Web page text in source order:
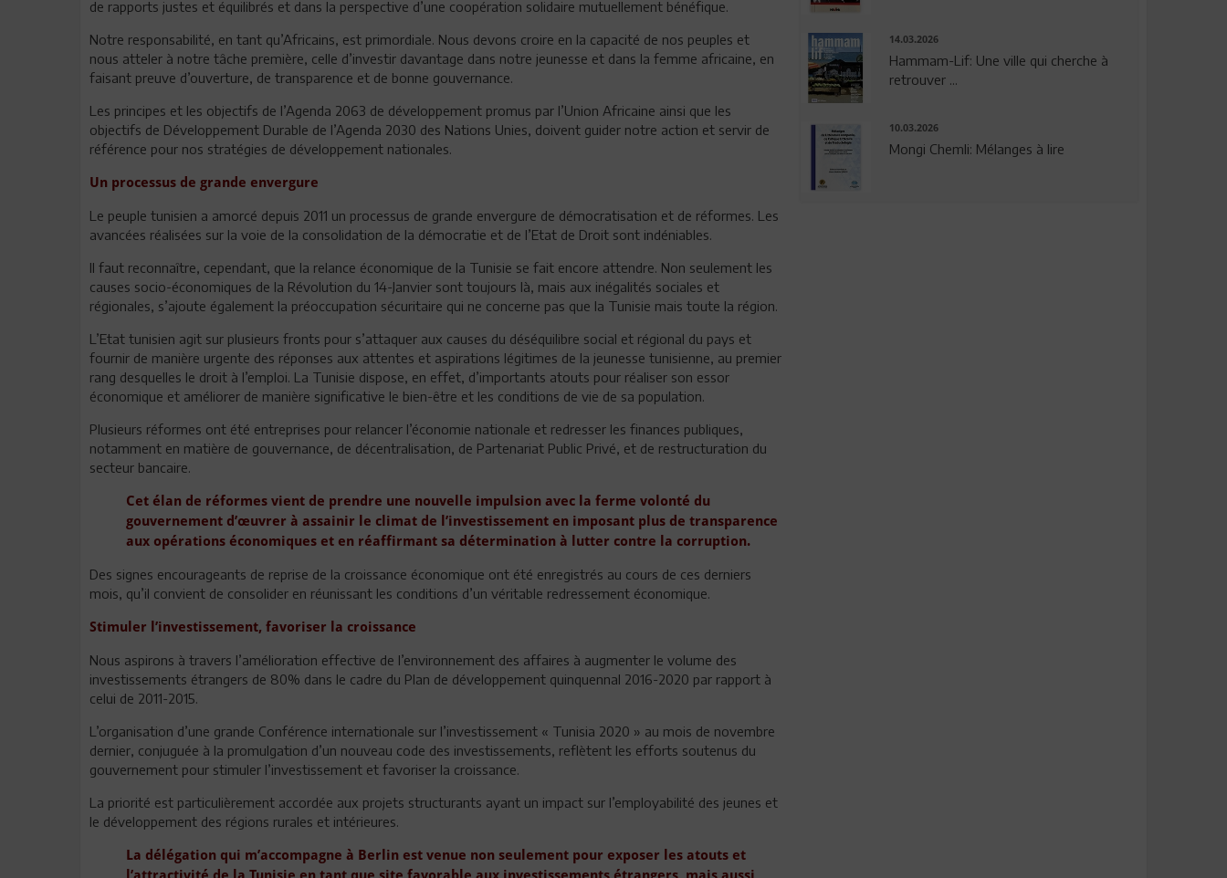
de rapports justes et équilibrés et dans la perspective d’une coopération solidaire mutuellement bénéfique.
Notre responsabilité, en tant qu’Africains, est primordiale. Nous devons croire en la capacité de nos peuples et
nous atteler à notre tâche première, celle d’investir davantage dans notre jeunesse et dans la femme africaine, en
faisant preuve d’ouverture, de transparence et de bonne gouvernance.
Les principes et les objectifs de l’Agenda 2063 de développement promus par l’Union Africaine ainsi que les
objectifs de Développement Durable de l’Agenda 2030 des Nations Unies, doivent guider notre action et servir de
référence pour nos stratégies de développement nationales.
Un processus de grande envergure
Le peuple tunisien a amorcé depuis 2011 un processus de grande envergure de démocratisation et de réformes. Les
avancées réalisées sur la voie de la consolidation de la démocratie et de l’Etat de Droit sont indéniables.
Il faut reconnaître, cependant, que la relance économique de la Tunisie se fait encore attendre. Non seulement les
causes socio-économiques de la Révolution du 14-Janvier sont toujours là, mais aux inégalités sociales et
régionales, s’ajoute également la préoccupation sécuritaire qui ne concerne pas que la Tunisie mais toute la région.
L’Etat tunisien agit sur plusieurs fronts pour s’attaquer aux causes du déséquilibre social et régional du pays et
fournir de manière urgente des réponses aux attentes et aspirations légitimes de la jeunesse tunisienne, au premier
rang desquelles le droit à l’emploi. La Tunisie dispose, en effet, d’importants atouts pour réaliser son essor
économique et améliorer de manière significative le bien-être et les conditions de vie de sa population.
Plusieurs réformes ont été entreprises pour relancer l’économie nationale et redresser les finances publiques,
notamment en matière de gouvernance, de décentralisation, de Partenariat Public Privé, et de restructuration du
secteur bancaire.
Cet élan de réformes vient de prendre une nouvelle impulsion avec la ferme volonté du
gouvernement d’œuvrer à assainir le climat de l’investissement en imposant plus de transparence
aux opérations économiques et en réaffirmant sa détermination à lutter contre la corruption.
Des signes encourageants de reprise de la croissance économique ont été enregistrés au cours de ces derniers
mois, qu’il convient de consolider en réunissant les conditions d’un véritable redressement économique.
Stimuler l’investissement, favoriser la croissance
Nous aspirons à travers l’amélioration effective de l’environnement des affaires à augmenter le volume des
investissements étrangers de 80% dans le cadre du Plan de développement quinquennal 2016-2020 par rapport à
celui de 2011-2015.
L’organisation d’une grande Conférence internationale sur l’investissement « Tunisia 2020 » au mois de novembre
dernier, conjuguée à la promulgation d’un nouveau code des investissements, reflètent les efforts soutenus du
gouvernement pour stimuler l’investissement et favoriser la croissance.
La priorité est particulièrement accordée aux projets structurants ayant un impact sur l’employabilité des jeunes et
le développement des régions rurales et intérieures.
La délégation qui m’accompagne à Berlin est venue non seulement pour exposer les atouts et
14.03.2026
Hammam-Lif: Une ville qui cherche à
retrouver ...
10.03.2026
Mongi Chemli: Mélanges à lire